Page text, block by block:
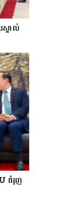
ស្គាល់
ជំរុញ